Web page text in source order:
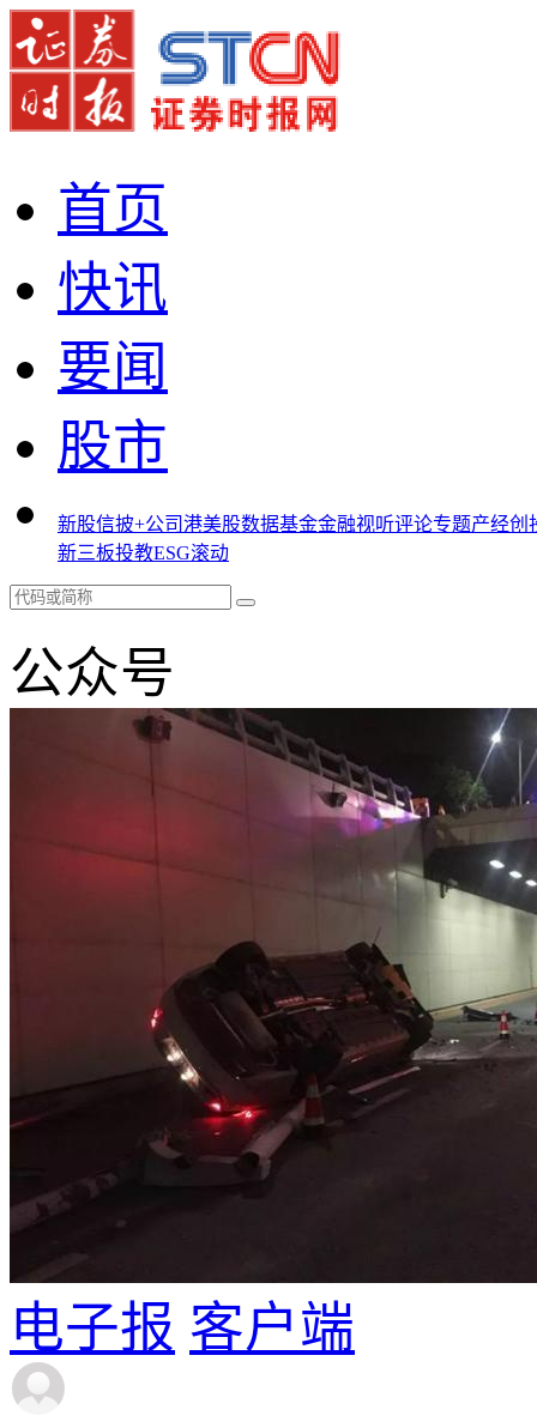
首页
快讯
要闻
股市
新股信披+公司港美股数据基金金融视听评论专题产经创
新三板投教ESG滚动
公众号
电子报 客户端